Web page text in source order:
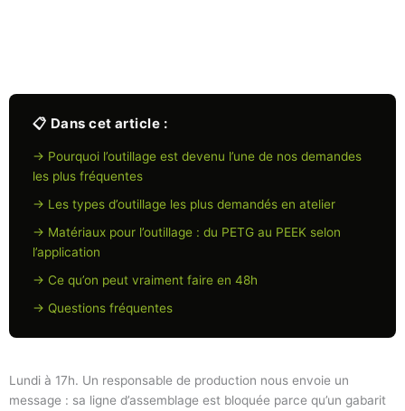
📋 Dans cet article :
→ Pourquoi l’outillage est devenu l’une de nos demandes
les plus fréquentes
→ Les types d’outillage les plus demandés en atelier
→ Matériaux pour l’outillage : du PETG au PEEK selon
l’application
→ Ce qu’on peut vraiment faire en 48h
→ Questions fréquentes
Lundi à 17h. Un responsable de production nous envoie un
message : sa ligne d’assemblage est bloquée parce qu’un gabarit